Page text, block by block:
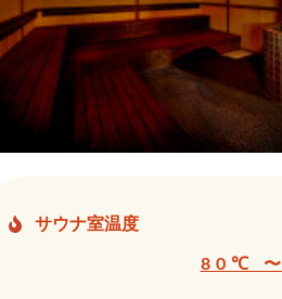
サウナ室温度
80℃ 〜